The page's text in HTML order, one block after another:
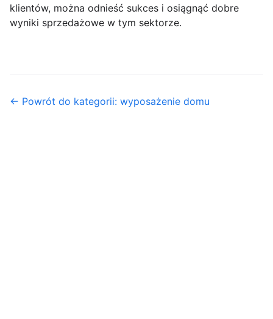
klientów, można odnieść sukces i osiągnąć dobre
wyniki sprzedażowe w tym sektorze.
← Powrót do kategorii: wyposażenie domu